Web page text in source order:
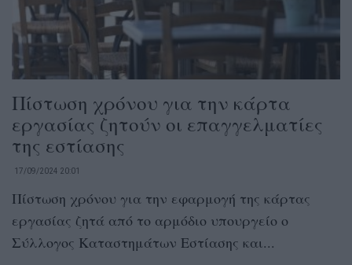
Πίστωση χρόνου για την κάρτα
εργασίας ζητούν οι επαγγελματίες
της εστίασης
17/09/2024 20:01
Πίστωση χρόνου για την εφαρμογή της κάρτας
εργασίας ζητά από το αρμόδιο υπουργείο ο
Σύλλογος Καταστημάτων Εστίασης και...